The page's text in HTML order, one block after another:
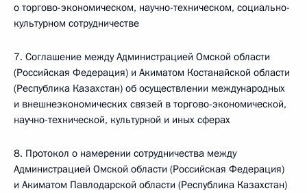
о торгово-экономическом, научно-техническом, социально-
культурном сотрудничестве
7. Соглашение между Администрацией Омской области
(Российская Федерация) и Акиматом Костанайской области
(Республика Казахстан) об осуществлении международных
и внешнеэкономических связей в торгово-экономической,
научно-технической, культурной и иных сферах
8. Протокол о намерении сотрудничества между
Администрацией Омской области (Российская Федерация)
и Акиматом Павлодарской области (Республика Казахстан)